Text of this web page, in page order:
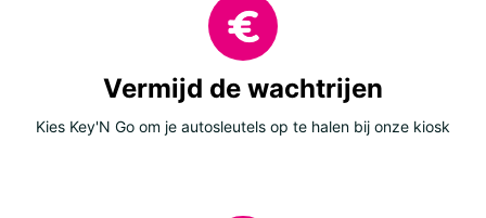
Vermijd de wachtrijen
Kies Key'N Go om je autosleutels op te halen bij onze kiosk